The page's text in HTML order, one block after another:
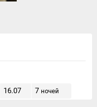
16.07 7 ночей